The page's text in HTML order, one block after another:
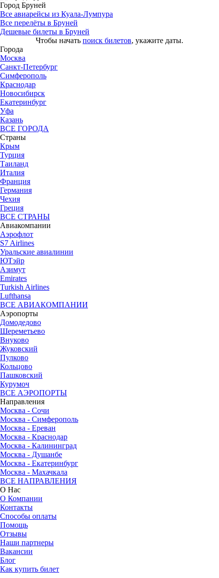
Город Бруней
Все авиарейсы из Куала-Лумпура
Все перелёты в Бруней
Дешевые билеты в Бруней
Чтобы начать поиск билетов, укажите даты.
Города
Москва
Санкт-Петербург
Симферополь
Краснодар
Новосибирск
Екатеринбург
Уфа
Казань
ВСЕ ГОРОДА
Страны
Крым
Турция
Таиланд
Италия
Франция
Германия
Чехия
Греция
ВСЕ СТРАНЫ
Авиакомпании
Аэрофлот
S7 Airlines
Уральские авиалинии
ЮТэйр
Азимут
Emirates
Turkish Airlines
Lufthansa
ВСЕ АВИАКОМПАНИИ
Аэропорты
Домодедово
Шереметьево
Внуково
Жуковский
Пулково
Кольцово
Пашковский
Курумоч
ВСЕ АЭРОПОРТЫ
Направления
Москва - Сочи
Москва - Симферополь
Москва - Ереван
Москва - Краснодар
Москва - Калининград
Москва - Душанбе
Москва - Екатеринбург
Москва - Махачкала
ВСЕ НАПРАВЛЕНИЯ
О Нас
О Компании
Контакты
Способы оплаты
Помощь
Отзывы
Наши партнеры
Вакансии
Блог
Как купить билет